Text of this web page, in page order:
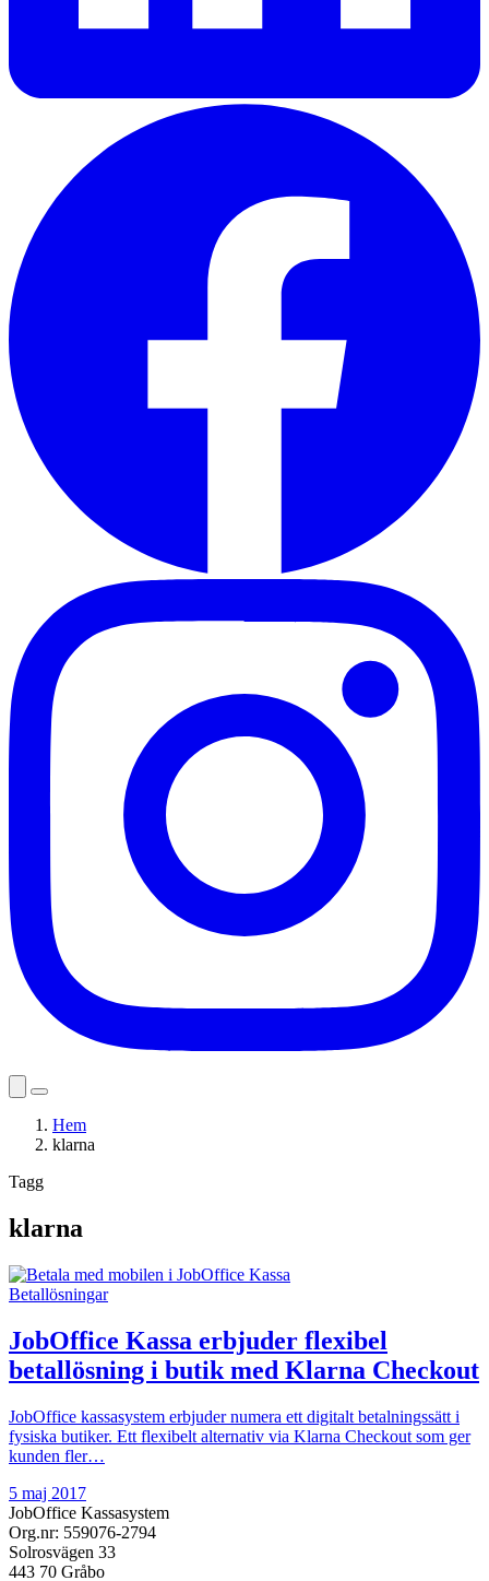
Hem
klarna
Tagg
klarna
Betallösningar
JobOffice Kassa erbjuder flexibel
betallösning i butik med Klarna Checkout
JobOffice kassasystem erbjuder numera ett digitalt betalningssätt i
fysiska butiker. Ett flexibelt alternativ via Klarna Checkout som ger
kunden fler…
5 maj 2017
JobOffice Kassasystem
Org.nr: 559076-2794
Solrosvägen 33
443 70 Gråbo